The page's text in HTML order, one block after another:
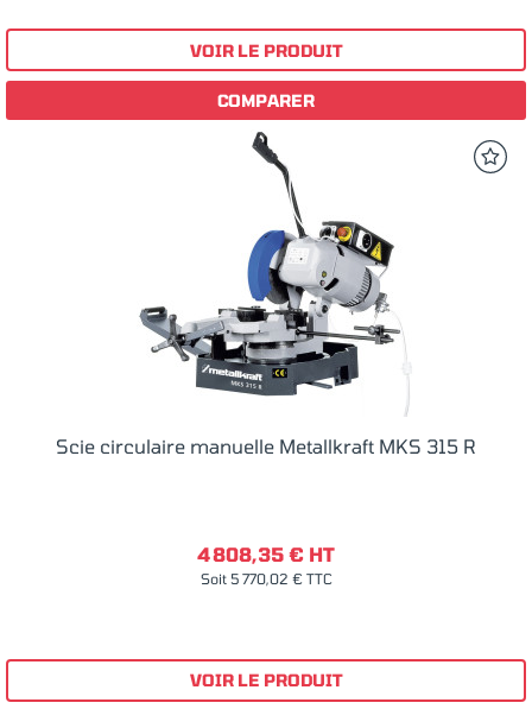
VOIR LE PRODUIT
COMPARER
Scie circulaire manuelle Metallkraft MKS 315 R
4 808,35 € HT
Soit 5 770,02 € TTC
VOIR LE PRODUIT